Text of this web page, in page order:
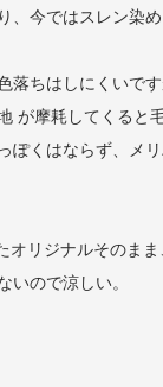
、今ではスレン染め
落ちはしにくいで
が摩耗してくると
ぽくはならず、メ
オリジナルそのま
いので涼しい。